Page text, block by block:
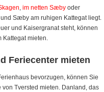
, im netten Sæby oder
Sæby am ruhigen Kattegat liegt.
und Kaisergranat steht, können
Kattegat mieten.
Feriecenter mieten
bevorzugen, können Sie
Tversted mieten. Danland, das